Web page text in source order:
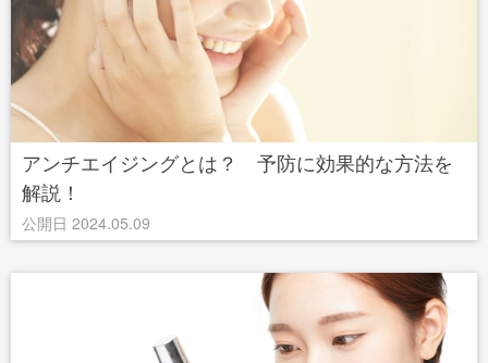
アンチエイジングとは？ 予防に効果的な方法を
解説！
公開日 2024.05.09